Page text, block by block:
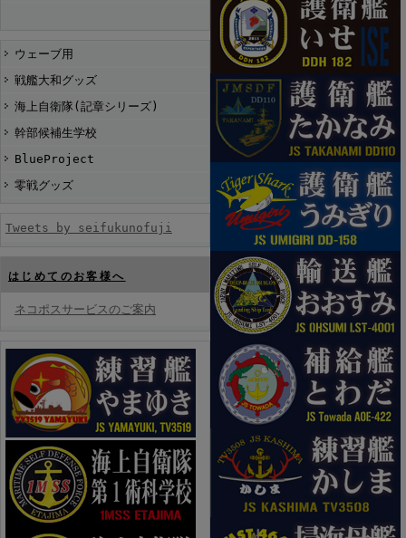
ウェーブ用
戦艦大和グッズ
海上自衛隊(記章シリーズ)
幹部候補生学校
BlueProject
零戦グッズ
Tweets by seifukunofuji
はじめてのお客様へ
ネコポスサービスのご案内